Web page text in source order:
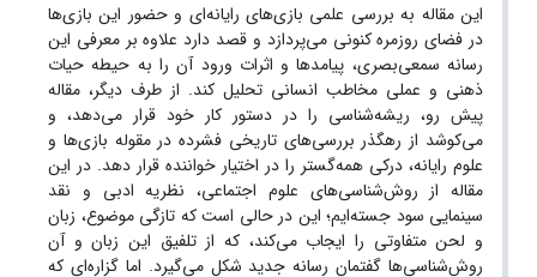
این مقاله به بررسی علمی بازی‌های رایانه‌ای و حضور این بازی‌ها
در فضای روزمره کنونی می‌پردازد و قصد دارد علاوه بر معرفی این
رسانه سمعی‌بصری، پیامدها و اثرات ورود آن را به حیطه حیات
ذهنی و عملی مخاطب انسانی تحلیل کند. از طرف دیگر، مقاله
پیش‌ رو، ریشه‌شناسی را در دستور کار خود قرار می‌دهد، و
می‌کوشد از رهگذر بررسی‌های تاریخی فشرده در مقوله بازی‌ها و
علوم رایانه، درکی همه‌گستر را در اختیار خواننده قرار دهد. در این
مقاله از روش‌شناسی‌های علوم اجتماعی، نظریه ادبی و نقد
سینمایی سود جسته‌ایم؛ این در حالی است که تازگی موضوع، زبان
و لحن متفاوتی را ایجاب می‌کند، که از تلفیق این زبان و آن
روش‌شناسی‌ها گفتمان رسانه جدید شکل می‌گیرد. اما گزاره‌ای که